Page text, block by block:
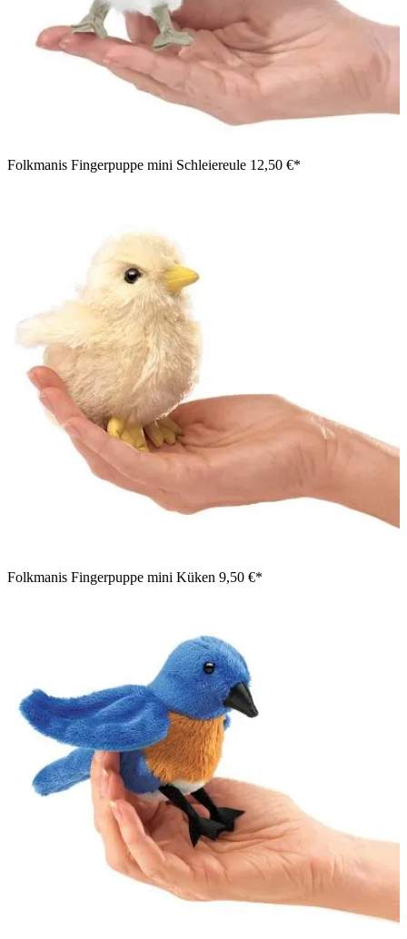
Folkmanis Fingerpuppe mini Schleiereule 12,50 €*
Folkmanis Fingerpuppe mini Küken 9,50 €*